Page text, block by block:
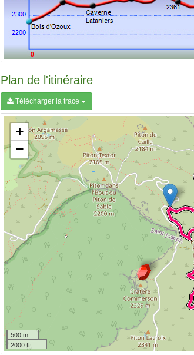
Plan de l'itinéraire
Télécharger la trace
+
−
500 m
2000 ft